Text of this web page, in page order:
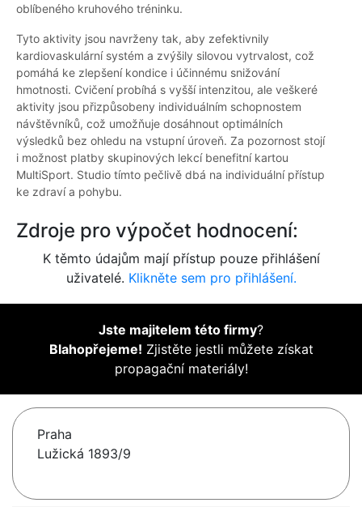
oblíbeného kruhového tréninku.
Tyto aktivity jsou navrženy tak, aby zefektivnily
kardiovaskulární systém a zvýšily silovou vytrvalost, což
pomáhá ke zlepšení kondice i účinnému snižování
hmotnosti. Cvičení probíhá s vyšší intenzitou, ale veškeré
aktivity jsou přizpůsobeny individuálním schopnostem
návštěvníků, což umožňuje dosáhnout optimálních
výsledků bez ohledu na vstupní úroveň. Za pozornost stojí
i možnost platby skupinových lekcí benefitní kartou
MultiSport. Studio tímto pečlivě dbá na individuální přístup
ke zdraví a pohybu.
Zdroje pro výpočet hodnocení:
K těmto údajům mají přístup pouze přihlášení
uživatelé. Klikněte sem pro přihlášení.
Jste majitelem této firmy?
Blahopřejeme! Zjistěte jestli můžete získat
propagační materiály!
Praha
Lužická 1893/9